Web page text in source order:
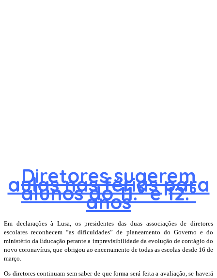
Diretores sugerem
aulas nas férias para
alunos do 11.º e 12.º
anos
Em declarações à Lusa, os presidentes das duas associações de diretores
escolares reconhecem “as dificuldades” de planeamento do Governo e do
ministério da Educação perante a imprevisibilidade da evolução de contágio do
novo coronavírus, que obrigou ao encerramento de todas as escolas desde 16 de
março.
Os diretores continuam sem saber de que forma será feita a avaliação, se haverá